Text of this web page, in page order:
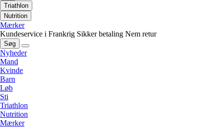
Triathlon
Nutrition
Mærker
Kundeservice i Frankrig Sikker betaling Nem retur
Søg
Nyheder
Mand
Kvinde
Barn
Løb
Sti
Triathlon
Nutrition
Mærker